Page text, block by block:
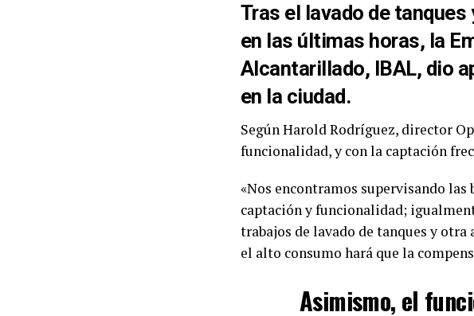
Tras el lavado de
en las últimas horas, la
Alcantarillado, IBAL, dio
en la ciudad.
Según Harold Rodríguez, director
funcionalidad, y con la captación
«Nos encontramos supervisando las
captación y funcionalidad;
trabajos de lavado de tanques y
el alto consumo hará que la
Asimismo, el